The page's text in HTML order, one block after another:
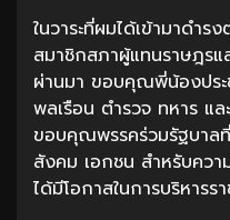
ในวาระที่ผมได้เข้ามาดำ
สมาชิกสภาผู้แทนราษฎร
ผ่านมา ขอบคุณพี่น้องประ
พลเรือน ตำรวจ ทหาร แ
ขอบคุณพรรคร่วมรัฐบาล
สังคม เอกชน สำหรับควา
ได้มีโอกาสในการบริหารร